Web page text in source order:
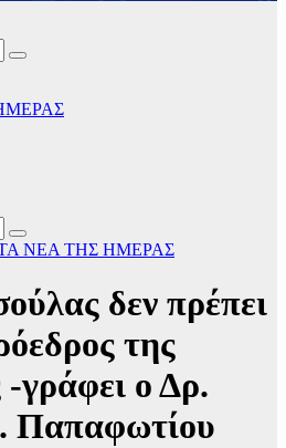
ΝΕΑ ΤΗΣ ΗΜΕΡΑΣ
δεν πρέπει
της
γράφει ο Δρ.
Παπαφωτίου